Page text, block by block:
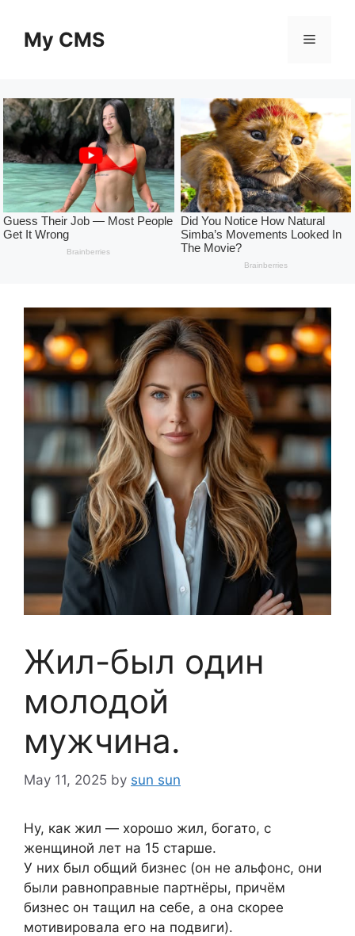
contentMy CMS Menu
Жил-был один
молодой
мужчина.
May 11, 2025 by sun sun
Ну, как жил — хорошо жил, богато, с
женщиной лет на 15 старше.
У них был общий бизнес (он не альфонс, они
были равноправные партнёры, причём
бизнес он тащил на себе, а она скорее
мотивировала его на подвиги).